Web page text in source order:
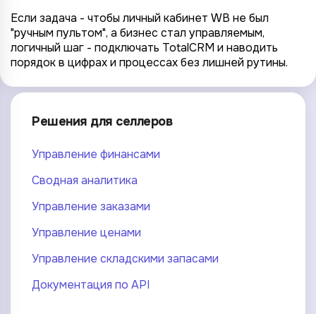
Если задача - чтобы личный кабинет WB не был
"ручным пультом", а бизнес стал управляемым,
логичный шаг - подключать TotalCRM и наводить
порядок в цифрах и процессах без лишней рутины.
Решения для селлеров
Управление финансами
Сводная аналитика
Управление заказами
Управление ценами
Управление складскими запасами
Документация по API